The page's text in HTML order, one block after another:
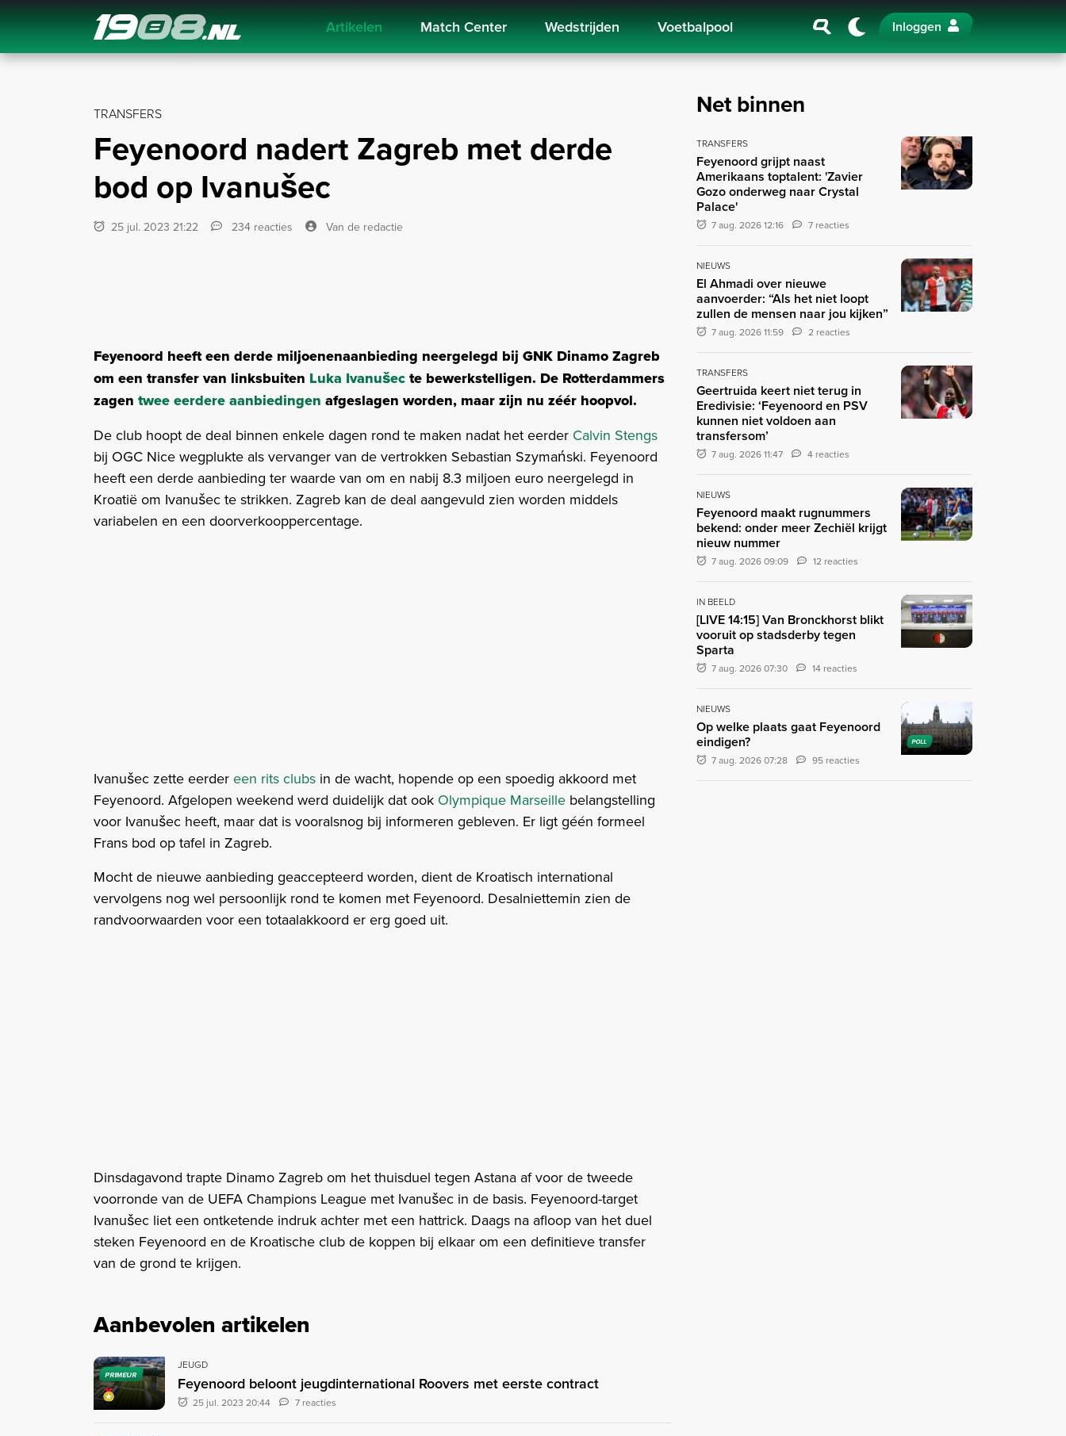
Navigation Artikelen Match Center Wedstrijden Voetbalpool Inloggen
TRANSFERS
Feyenoord nadert Zagreb met derde
bod op Ivanušec
25 jul. 2023 21:22 234 reacties Van de redactie
Feyenoord heeft een derde miljoenenaanbieding neergelegd bij GNK Dinamo Zagreb
om een transfer van linksbuiten Luka Ivanušecte bewerkstelligen. De Rotterdammers
zagen twee eerdere aanbiedingen afgeslagen worden, maar zijn nu zéér hoopvol.
De club hoopt de deal binnen enkele dagen rond te maken nadat het eerder Calvin Stengs
bij OGC Nice wegplukte als vervanger van de vertrokken Sebastian Szymański. Feyenoord
heeft een derde aanbieding ter waarde van om en nabij 8.3 miljoen euro neergelegd in
Kroatië om Ivanušec te strikken. Zagreb kan de deal aangevuld zien worden middels
variabelen en een doorverkooppercentage.
Ivanušec zette eerder een rits clubs in de wacht, hopende op een spoedig akkoord met
Feyenoord. Afgelopen weekend werd duidelijk dat ook Olympique Marseille belangstelling
voor Ivanušec heeft, maar dat is vooralsnog bij informeren gebleven. Er ligt géén formeel
Frans bod op tafel in Zagreb.
Mocht de nieuwe aanbieding geaccepteerd worden, dient de Kroatisch international
vervolgens nog wel persoonlijk rond te komen met Feyenoord. Desalniettemin zien de
randvoorwaarden voor een totaalakkoord er erg goed uit.
Dinsdagavond trapte Dinamo Zagreb om het thuisduel tegen Astana af voor de tweede
voorronde van de UEFA Champions League met Ivanušec in de basis. Feyenoord-target
Ivanušec liet een ontketende indruk achter met een hattrick. Daags na afloop van het duel
steken Feyenoord en de Kroatische club de koppen bij elkaar om een definitieve transfer
van de grond te krijgen.
Aanbevolen artikelen
PRIMEUR
JEUGD
Feyenoord beloont jeugdinternational Roovers met eerste contract
25 jul. 2023 20:44 7 reacties
Net binnen
TRANSFERS
Feyenoord grijpt naast
Amerikaans toptalent: 'Zavier
Gozo onderweg naar Crystal
Palace'
7 aug. 2026 12:16 7 reacties
NIEUWS
El Ahmadi over nieuwe
aanvoerder: “Als het niet loopt
zullen de mensen naar jou kijken”
7 aug. 2026 11:59 2 reacties
TRANSFERS
Geertruida keert niet terug in
Eredivisie: ‘Feyenoord en PSV
kunnen niet voldoen aan
transfersom’
7 aug. 2026 11:47 4 reacties
NIEUWS
Feyenoord maakt rugnummers
bekend: onder meer Zechiël krijgt
nieuw nummer
7 aug. 2026 09:09 12 reacties
IN BEELD
[LIVE 14:15] Van Bronckhorst blikt
vooruit op stadsderby tegen
Sparta
7 aug. 2026 07:30 14 reacties
POLL
NIEUWS
Op welke plaats gaat Feyenoord
eindigen?
7 aug. 2026 07:28 95 reacties